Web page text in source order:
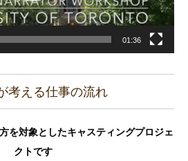
01:36
考える仕事の流れ
を対象としたキャスティングプロジェ
クトです